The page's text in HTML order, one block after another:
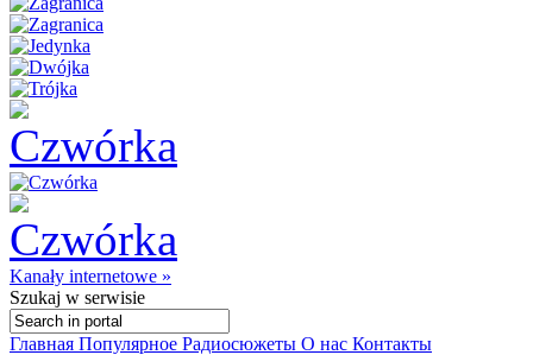
Kanały internetowe »
Szukaj w serwisie
Главная Популярное Радиосюжеты О нас Контакты